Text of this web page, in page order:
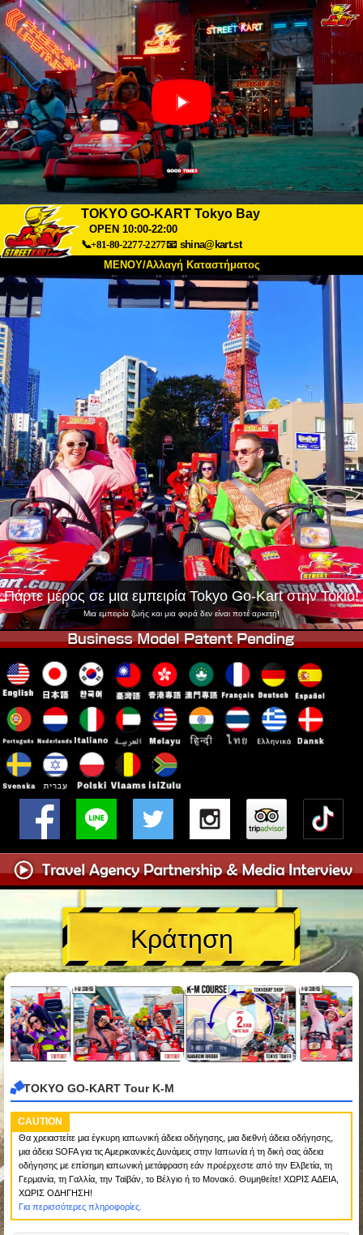
TOKYO GO-KART Tokyo Bay
OPEN 10:00-22:00
📞+81-80-2277-2277📧 shina@kart.st
ΜΕΝΟΥ/Αλλαγή Καταστήματος
ΚΥΡΙΩΣ
Σχετικά Προδιαγραφές
Συχνές Ερωτήσεις
Εταιρεία Κράτηση
Αλλαγή Καταστήματος
Τόκιο Σινάγαουα #1 Τόκιο Ακίχαμπαρα #1
Τόκιο Ακίχαμπαρα #2 Τόκιο Σιμπούγια
Τόκιο Σιμπούγια Annex Τόκιο Κόλπος
Τόκιο Ασακούσα Οσάκα
Οκινάουα
Πάρτε μέρος σε μια εμπειρία Tokyo Go-Kart στην Τόκιο!
Μια εμπειρία ζωής και μια φορά δεν είναι ποτέ αρκετή!
Κράτηση
TOKYO GO-KART Tour K-M
CAUTION
Θα χρειαστείτε μια έγκυρη ιαπωνική άδεια οδήγησης, μια διεθνή άδεια οδήγησης,
μια άδεια SOFA για τις Αμερικανικές Δυνάμεις στην Ιαπωνία ή τη δική σας άδεια
οδήγησης με επίσημη ιαπωνική μετάφραση εάν προέρχεστε από την Ελβετία, τη
Γερμανία, τη Γαλλία, την Ταϊβάν, το Βέλγιο ή το Μονακό. Θυμηθείτε! ΧΩΡΙΣ ΑΔΕΙΑ,
ΧΩΡΙΣ ΟΔΗΓΗΣΗ!
Για περισσότερες πληροφορίες.